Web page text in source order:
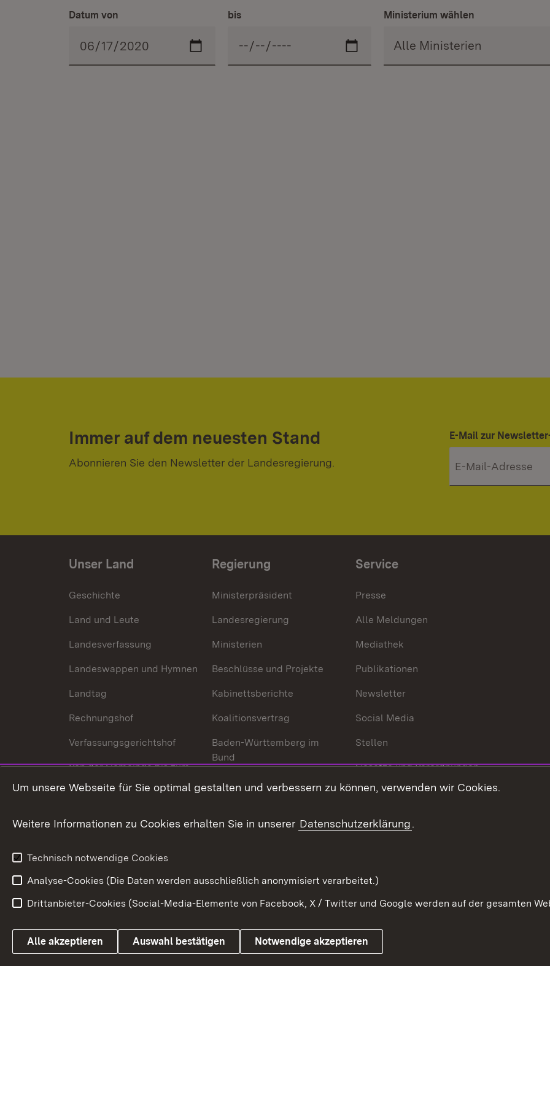
Datum von bis Ministerium wählen
Immer auf dem neuesten Stand
Abonnieren Sie den Newsletter der Landesregierung.
E-Mail zur
Unser Land
Geschichte
Land und Leute
Landesverfassung
Landeswappen und Hymnen
Landtag
Rechnungshof
Verfassungsgerichtshof
Von der Gemeinde bis zum
Ministerium
Wirtschaftsstandort
Urlaubs- und Kulturland
Regierung
Ministerpräsident
Landesregierung
Ministerien
Beschlüsse und Projekte
Kabinettsberichte
Koalitionsvertrag
Baden-Württemberg im
Bund
In Europa und der Welt
Service
Presse
Alle Meldungen
Mediathek
Publikationen
Newsletter
Social Media
Stellen
Gesetze und Verordnungen
Gesetzblatt
Link zum Landesportal
Impressum
Um unsere Webseite für Sie optimal gestalten und verbessern zu können, verwenden wir Cookies.
Weitere Informationen zu Cookies erhalten Sie in unserer Datenschutzerklärung.
Technisch notwendige Cookies
Analyse-Cookies (Die Daten werden ausschließlich anonymisiert verarbeitet.)
Drittanbieter-Cookies (Social-Media-Elemente von Facebook, X / Twitter und Google werden auf der gesamten
Alle akzeptieren Auswahl bestätigen Notwendige akzeptieren